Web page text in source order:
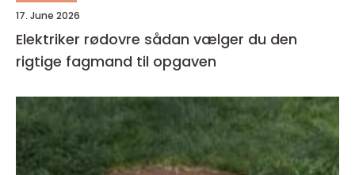
17. June 2026
Elektriker rødovre sådan vælger du den
rigtige fagmand til opgaven